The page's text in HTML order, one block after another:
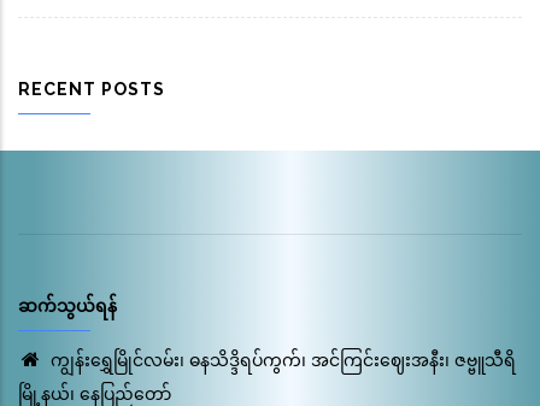
RECENT POSTS
ဆက်သွယ်ရန်
ကျွန်းရွှေမြိုင်လမ်း၊ ဓနသိဒ္ဒိရပ်ကွက်၊ အင်ကြင်းဈေးအနီး၊ ဇဗ္ဗူသီရိ
မြို့နယ်၊ နေပြည်တော်